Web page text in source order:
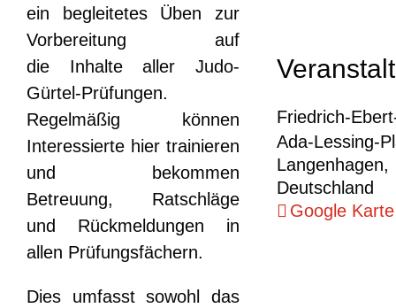
ein begleitetes Üben zur
Vorbereitung auf
die Inhalte aller Judo-
Gürtel-Prüfungen.
Regelmäßig können
Interessierte hier trainieren
und bekommen
Betreuung, Ratschläge
und Rückmeldungen in
allen Prüfungsfächern.
Dies umfasst sowohl das
Friedrich-
Ada-Lessing-
Langenhagen,
Deutschland
Google